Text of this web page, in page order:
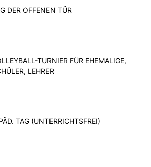
DER OFFENEN TÜR
TURNIER FÜR EHEMALIGE,
LEHRER
TAG (UNTERRICHTSFREI)